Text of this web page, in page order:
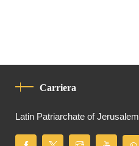
Carriera
Latin Patriarchate of Jerusalem